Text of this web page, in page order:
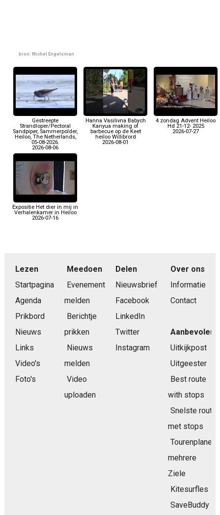
bron: Michel Engelsman
Gestreepte
Strandloper/Pectoral
Sandpiper, Sammerpolder,
Heiloo, The Netherlands,
05-08-2026.
2026-08-06
Hanna Vasilivna Babych
Kanyua making of
barbecue op de Keet
heiloo Willibrord
2026-08-01
4 zondag Advent Heiloo
Hd 21-12- 2025
2026-07-27
Expositie Het dier in mij in
Verhalenkamer in Heiloo
2026-07-16
Lezen
Startpagina
Agenda
Prikbord
Nieuws
Links
Video's
Foto's
Meedoen
Evenement
melden
Berichtje
prikken
Nieuws
melden
Video
uploaden
Delen
Nieuwsbrief
Facebook
LinkedIn
Twitter
Instagram
Over ons
Informatie
Contact
Aanbevolen
Uitkijkpost
Uitgeester
Best route
with stops
Snelste route
met stops
Tourenplaner
mehrere
Ziele
Kitesurfles
SaveBuddy